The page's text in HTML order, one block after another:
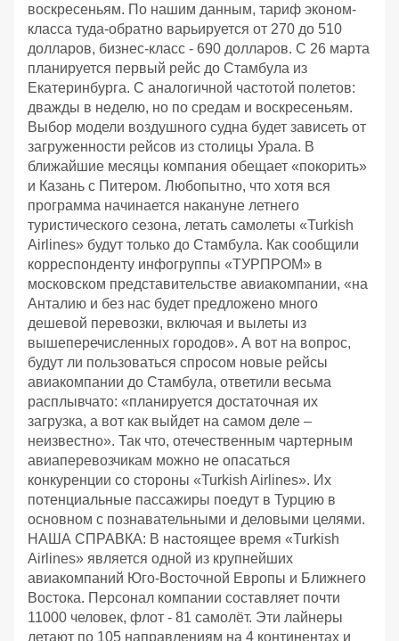
воскресеньям. По нашим данным, тариф эконом-
класса туда-обратно варьируется от 270 до 510
долларов, бизнес-класс - 690 долларов. С 26 марта
планируется первый рейс до Стамбула из
Екатеринбурга. С аналогичной частотой полетов:
дважды в неделю, но по средам и воскресеньям.
Выбор модели воздушного судна будет зависеть от
загруженности рейсов из столицы Урала. В
ближайшие месяцы компания обещает «покорить»
и Казань с Питером. Любопытно, что хотя вся
программа начинается накануне летнего
туристического сезона, летать самолеты «Turkish
Airlines» будут только до Стамбула. Как сообщили
корреспонденту инфогруппы «ТУРПРОМ» в
московском представительстве авиакомпании, «на
Анталию и без нас будет предложено много
дешевой перевозки, включая и вылеты из
вышеперечисленных городов». А вот на вопрос,
будут ли пользоваться спросом новые рейсы
авиакомпании до Стамбула, ответили весьма
расплывчато: «планируется достаточная их
загрузка, а вот как выйдет на самом деле –
неизвестно». Так что, отечественным чартерным
авиаперевозчикам можно не опасаться
конкуренции со стороны «Turkish Airlines». Их
потенциальные пассажиры поедут в Турцию в
основном с познавательными и деловыми целями.
НАША СПРАВКА: В настоящее время «Turkish
Airlines» является одной из крупнейших
авиакомпаний Юго-Восточной Европы и Ближнего
Востока. Персонал компании составляет почти
11000 человек, флот - 81 самолёт. Эти лайнеры
летают по 105 направлениям на 4 континентах и